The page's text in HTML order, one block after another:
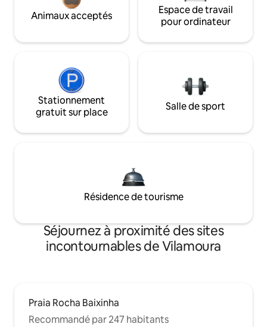
Animaux acceptés
Espace de travail
pour ordinateur
Stationnement
gratuit sur place
Salle de sport
Résidence de tourisme
Séjournez à proximité des sites
incontournables de Vilamoura
Praia Rocha Baixinha
Recommandé par 247 habitants